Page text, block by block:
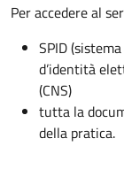
Per accedere al
SPID
d’identità
(CNS)
tutta la
della pratica.